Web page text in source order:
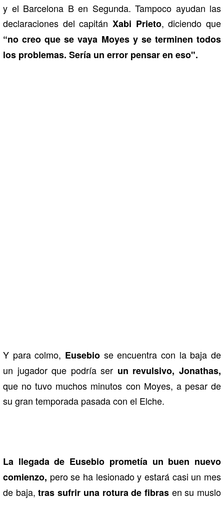
y el Barcelona B en Segunda. Tampoco ayudan las
declaraciones del capitán Xabi Prieto, diciendo que
“no creo que se vaya Moyes y se terminen todos
los problemas. Sería un error pensar en eso".
Y para colmo, Eusebio se encuentra con la baja de
un jugador que podría ser un revulsivo, Jonathas,
que no tuvo muchos minutos con Moyes, a pesar de
su gran temporada pasada con el Elche.
La llegada de Eusebio prometía un buen nuevo
comienzo, pero se ha lesionado y estará casi un mes
de baja,tras sufrir una rotura de fibrasen su muslo